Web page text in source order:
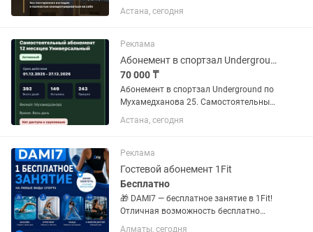
месяцев + 3 месяца в подарок в
уютную женскую студию фитнеса и
укрепление спины, йога,...
Астана, сегодня
Реклама
Абонемент в спортзал Underground по Мухамедханова
70 000 ₸
Абонемент в спортзал Underground по
Мухамедханова 25. Самостоятельный
абонемент до 27.12.2026 Большой зал
3 этажный комфортный зал, хамам,
Оформление через офис...
Астана, сегодня
Реклама
Гостевой абонемент 1Fit
Бесплатно
🎁 DAMI7 — бесплатное занятие в 1Fit!
Отличная возможность бесплатно
попробовать бассейн, тренажерный
Алматы, сегодня